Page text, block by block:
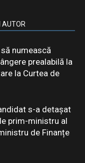
AUTOR
numească
prealabilă la
la Curtea de
s-a detașat
prim-ministru al
de Finanțe